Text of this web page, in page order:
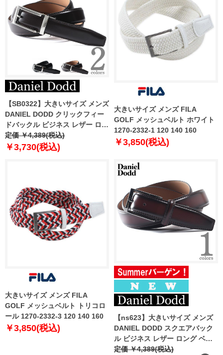
【SB0322】大きいサイズ メンズ
DANIEL DODD クリックフィー
ドバックル ビジネス レザー ロン
グ ベルト ロングサイズ azbl-
249006
定価 ￥4,389(税込)
￥3,730(税込)
大きいサイズ メンズ FILA
GOLF メッシュベルト ホワイト
1270-2332-1 120 140 160
￥3,850(税込)
大きいサイズ メンズ FILA
GOLF メッシュベルト トリコロ
ール 1270-2332-3 120 140 160
￥3,850(税込)
【ns623】大きいサイズ メンズ
DANIEL DODD スクエアバック
ル ビジネス レザー ロング ベル
ト ロングサイズ 春夏新作 azbl-
定価 ￥4,389(税込)